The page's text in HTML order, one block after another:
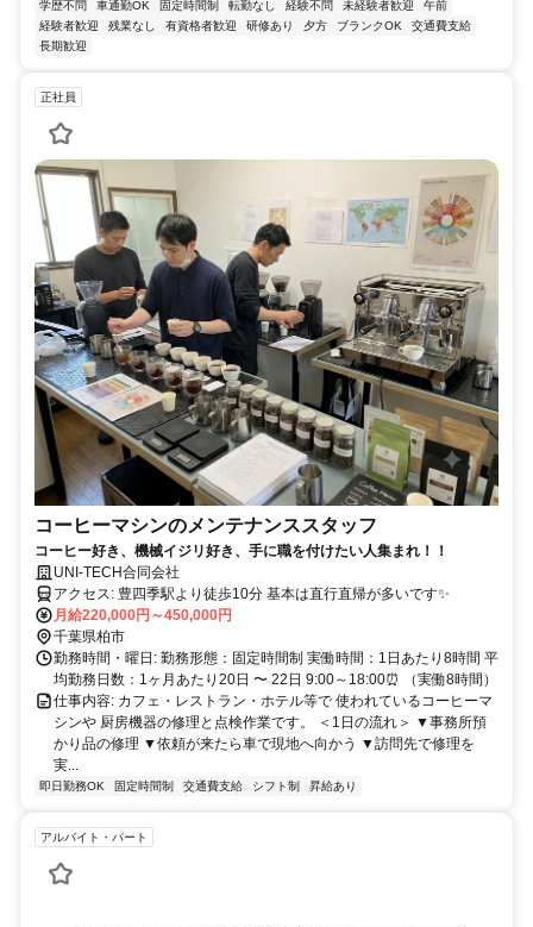
学歴不問
車通勤OK 固定時間制 転勤なし 経験不問 未経験者歓迎
午前
経験者歓迎
残業なし 有資格者歓迎 研修あり 夕方 ブランクOK
交通費支給
長期歓迎
正社員
コーヒーマシンのメンテナンススタッフ
コーヒー好き、機械イジリ好き、手に職を付けたい人集まれ！！
UNI-TECH合同会社
アクセス: 豊四季駅より徒歩10分 基本は直行直帰が多いです✨
月給220,000円～450,000円
千葉県柏市
勤務時間・曜日: 勤務形態：固定時間制 実働時間：1日あたり8時間 平
均勤務日数：1ヶ月あたり20日 〜 22日 9:00～18:00⏰ （実働8時間）
仕事内容: カフェ・レストラン・ホテル等で 使われているコーヒーマ
シンや 厨房機器の修理と点検作業です。 ＜1日の流れ＞ ▼事務所預
かり品の修理 ▼依頼が来たら車で現地へ向かう ▼訪問先で修理を
実...
即日勤務OK 固定時間制 交通費支給 シフト制 昇給あり
アルバイト・パート